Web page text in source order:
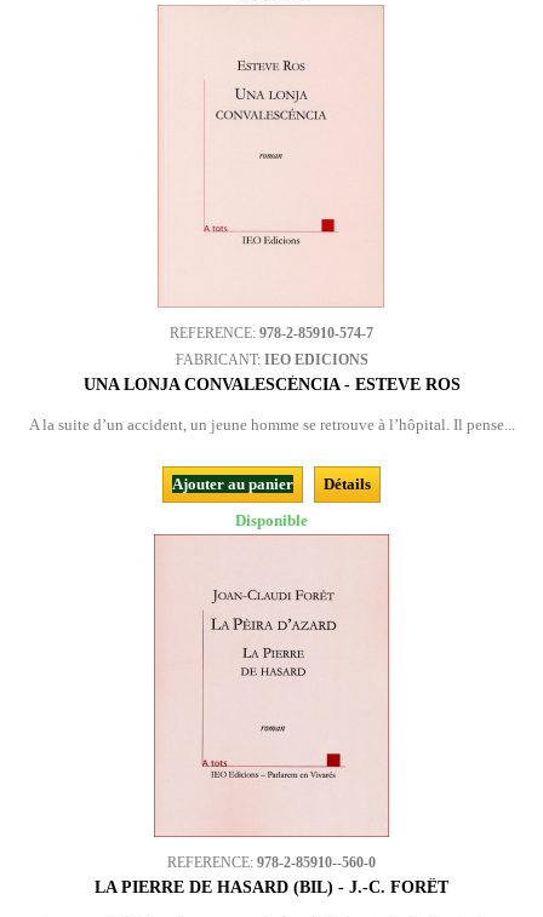
REFERENCE: 978-2-85910-574-7
FABRICANT: IEO EDICIONS
UNA LONJA CONVALESCÉNCIA - ESTEVE ROS
A la suite d’un accident, un jeune homme se retrouve à l’hôpital. Il pense...
Ajouter au panier
Détails
Disponible
REFERENCE: 978-2-85910--560-0
LA PIERRE DE HASARD (BIL) - J.-C. FORÊT